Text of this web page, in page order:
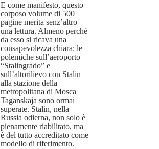
E come manifesto, questo
corposo volume di 500
pagine merita senz’altro
una lettura. Almeno perché
da esso si ricava una
consapevolezza chiara: le
polemiche sull’aeroporto
“Stalingrado” e
sull’altorilievo con Stalin
alla stazione della
metropolitana di Mosca
Taganskaja sono ormai
superate. Stalin, nella
Russia odierna, non solo è
pienamente riabilitato, ma
è del tutto accreditato come
modello di riferimento.